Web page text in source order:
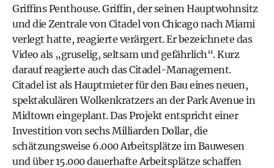
Griffins Penthouse. Griffin, der seinen Hauptwohnsitz
und die Zentrale von Citadel von Chicago nach Miami
verlegt hatte, reagierte verärgert. Er bezeichnete das
Video als „gruselig, seltsam und gefährlich“. Kurz
darauf reagierte auch das Citadel-Management.
Citadel ist als Hauptmieter für den Bau eines neuen,
spektakulären Wolkenkratzers an der Park Avenue in
Midtown eingeplant. Das Projekt entspricht einer
Investition von sechs Milliarden Dollar, die
schätzungsweise 6.000 Arbeitsplätze im Bauwesen
und über 15.000 dauerhafte Arbeitsplätze schaffen